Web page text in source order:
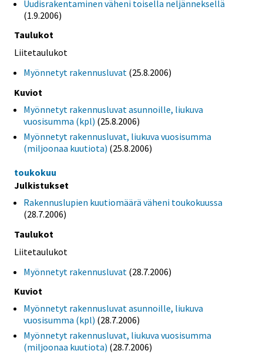
Uudisrakentaminen väheni toisella neljänneksellä
(1.9.2006)
Taulukot
Liitetaulukot
Myönnetyt rakennusluvat (25.8.2006)
Kuviot
Myönnetyt rakennusluvat asunnoille, liukuva
vuosisumma (kpl) (25.8.2006)
Myönnetyt rakennusluvat, liukuva vuosisumma
(miljoonaa kuutiota) (25.8.2006)
toukokuu
Julkistukset
Rakennuslupien kuutiomäärä väheni toukokuussa
(28.7.2006)
Taulukot
Liitetaulukot
Myönnetyt rakennusluvat (28.7.2006)
Kuviot
Myönnetyt rakennusluvat asunnoille, liukuva
vuosisumma (kpl) (28.7.2006)
Myönnetyt rakennusluvat, liukuva vuosisumma
(miljoonaa kuutiota) (28.7.2006)